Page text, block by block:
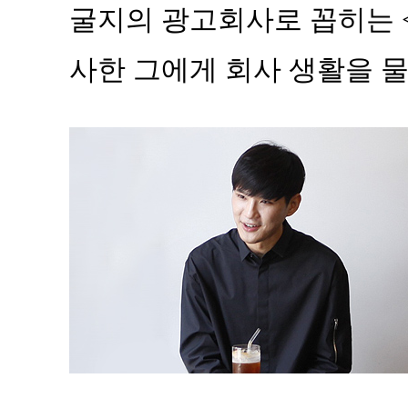
굴지의 광고회사로 꼽히는
사한 그에게 회사 생활을